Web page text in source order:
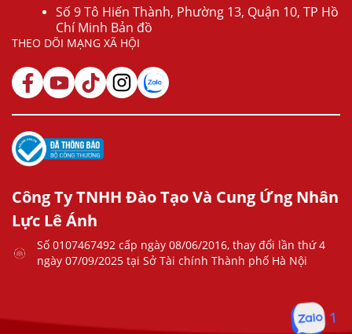
Số 9 Tô Hiến Thành, Phường 13, Quận 10, TP Hồ
Chí Minh Bản đồ
THEO DÕI MẠNG XÃ HỘI
Công Ty TNHH Đào Tạo Và Cung Ứng Nhân
Lực Lê Ánh
Số 0107467492 cấp ngày 08/06/2016, thay đổi lần thứ 4
ngày 07/09/2025 tại Sở Tài chính Thành phố Hà Nội
1